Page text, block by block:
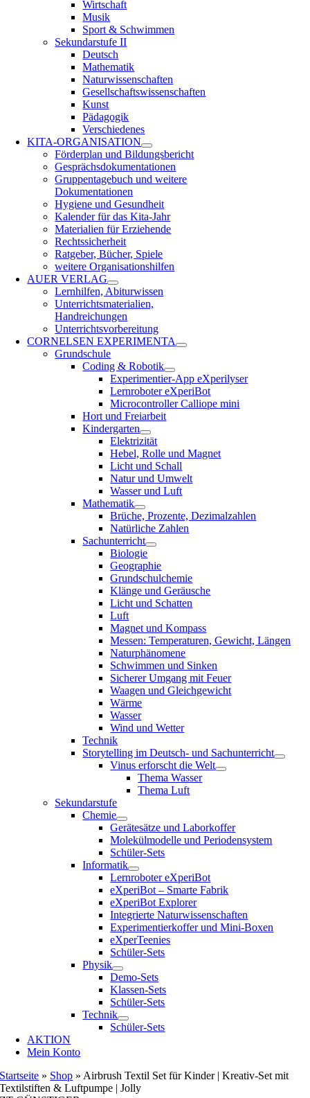
Wirtschaft
Musik
Sport & Schwimmen
Sekundarstufe II
Deutsch
Mathematik
Naturwissenschaften
Gesellschaftswissenschaften
Kunst
Pädagogik
Verschiedenes
KITA-ORGANISATION
Förderplan und Bildungsbericht
Gesprächsdokumentationen
Gruppentagebuch und weitere
Dokumentationen
Hygiene und Gesundheit
Kalender für das Kita-Jahr
Materialien für Erziehende
Rechtssicherheit
Ratgeber, Bücher, Spiele
weitere Organisationshilfen
AUER VERLAG
Lernhilfen, Abiturwissen
Unterrichtsmaterialien,
Handreichungen
Unterrichtsvorbereitung
CORNELSEN EXPERIMENTA
Grundschule
Coding & Robotik
Experimentier-App eXperilyser
Lernroboter eXperiBot
Microcontroller Calliope mini
Hort und Freiarbeit
Kindergarten
Elektrizität
Hebel, Rolle und Magnet
Licht und Schall
Natur und Umwelt
Wasser und Luft
Mathematik
Brüche, Prozente, Dezimalzahlen
Natürliche Zahlen
Sachunterricht
Biologie
Geographie
Grundschulchemie
Klänge und Geräusche
Licht und Schatten
Luft
Magnet und Kompass
Messen: Temperaturen, Gewicht, Längen
Naturphänomene
Schwimmen und Sinken
Sicherer Umgang mit Feuer
Waagen und Gleichgewicht
Wärme
Wasser
Wind und Wetter
Technik
Storytelling im Deutsch- und Sachunterricht
Vinus erforscht die Welt
Thema Wasser
Thema Luft
Sekundarstufe
Chemie
Gerätesätze und Laborkoffer
Molekülmodelle und Periodensystem
Schüler-Sets
Informatik
Lernroboter eXperiBot
eXperiBot – Smarte Fabrik
eXperiBot Explorer
Integrierte Naturwissenschaften
Experimentierkoffer und Mini-Boxen
eXperTeenies
Schüler-Sets
Physik
Demo-Sets
Klassen-Sets
Schüler-Sets
Technik
Schüler-Sets
AKTION
Mein Konto
Startseite » Shop » Airbrush Textil Set für Kinder | Kreativ-Set mit
Textilstiften & Luftpumpe | Jolly